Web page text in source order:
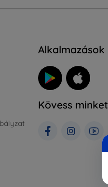
Alkalmazások
Kövess minket